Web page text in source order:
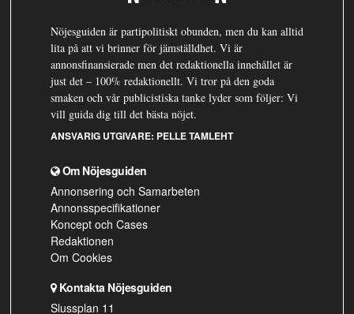
Nöjesguiden är partipolitiskt obunden, men du kan alltid
lita på att vi brinner för jämställdhet. Vi är
annonsfinansierade men det redaktionella innehållet är
just det – 100% redaktionellt. Vi tror på den goda
smaken och vår publicistiska tanke lyder som följer: Vi
vill guida dig till det bästa nöjet.
ANSVARIG UTGIVARE: PELLE TAMLEHT
Om Nöjesguiden
Annonsering och Samarbeten
Annonsspecifikationer
Koncept och Cases
Redaktionen
Om Cookies
Kontakta Nöjesguiden
Slussplan 11